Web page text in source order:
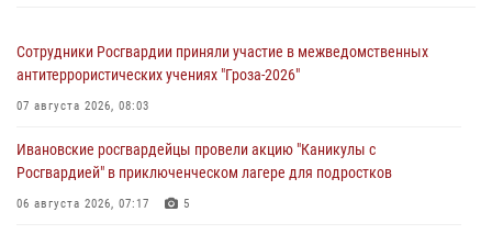
Сотрудники Росгвардии приняли участие в межведомственных
антитеррористических учениях "Гроза-2026"
07 августа 2026, 08:03
Ивановские росгвардейцы провели акцию "Каникулы с
Росгвардией" в приключенческом лагере для подростков
06 августа 2026, 07:17 5